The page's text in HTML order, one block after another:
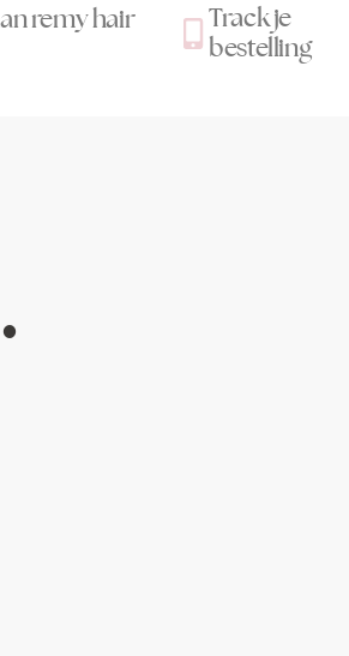
remy hair
Track je
bestelling